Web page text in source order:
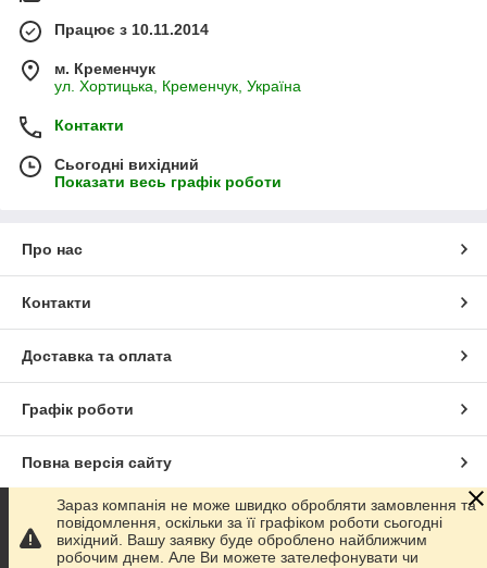
Працює з 10.11.2014
м. Кременчук
ул. Хортицька, Кременчук, Україна
Контакти
Сьогодні вихідний
Показати весь графік роботи
Про нас
Контакти
Доставка та оплата
Графік роботи
Повна версія сайту
Сайт створено на маркетплейсіProm.ua
Зараз компанія не може швидко обробляти замовлення та
повідомлення, оскільки за її графіком роботи сьогодні
вихідний. Вашу заявку буде оброблено найближчим
робочим днем. Але Ви можете зателефонувати чи